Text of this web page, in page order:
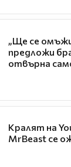
„Ще се
предложи
отвърна
Кралят на
MrBeast се